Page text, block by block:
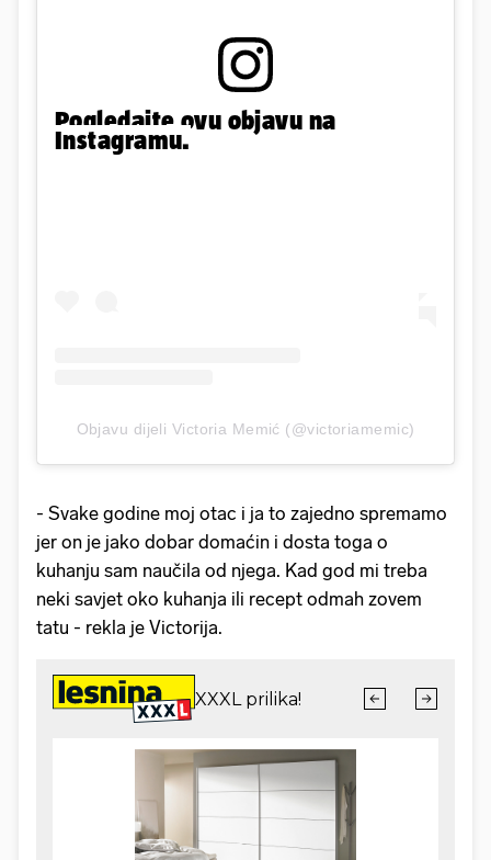
Pogledajte ovu objavu na
Instagramu.
Objavu dijeli Victoria Memić (@victoriamemic)
- Svake godine moj otac i ja to zajedno spremamo
jer on je jako dobar domaćin i dosta toga o
kuhanju sam naučila od njega. Kad god mi treba
neki savjet oko kuhanja ili recept odmah zovem
tatu - rekla je Victorija.